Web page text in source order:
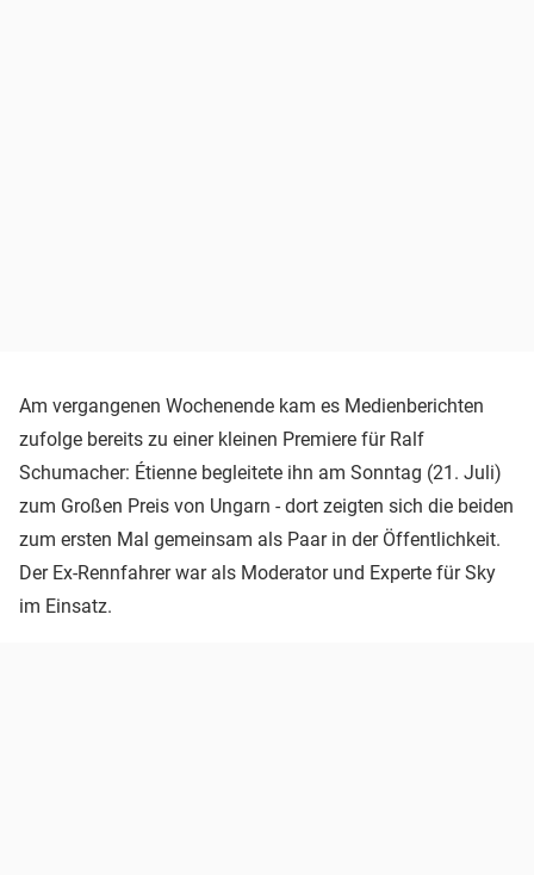
Am vergangenen Wochenende kam es Medienberichten
zufolge bereits zu einer kleinen Premiere für Ralf
Schumacher: Étienne begleitete ihn am Sonntag (21. Juli)
zum Großen Preis von Ungarn - dort zeigten sich die beiden
zum ersten Mal gemeinsam als Paar in der Öffentlichkeit.
Der Ex-Rennfahrer war als Moderator und Experte für Sky
im Einsatz.